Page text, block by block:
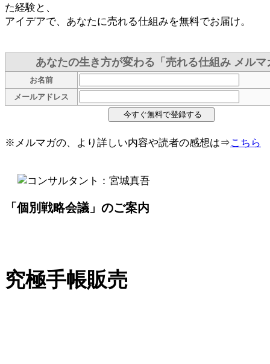
た経験と、
アイデアで、あなたに売れる仕組みを無料でお届け。
あなたの生き方が変わる「売れる仕組み メルマ
お名前
メールアドレス
※メルマガの、より詳しい内容や読者の感想は⇒こちら
「個別戦略会議」のご案内
究極手帳販売